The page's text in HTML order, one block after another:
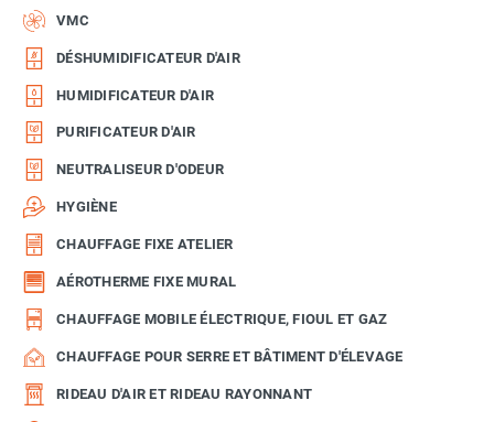
VMC
DÉSHUMIDIFICATEUR D'AIR
HUMIDIFICATEUR D'AIR
PURIFICATEUR D'AIR
NEUTRALISEUR D'ODEUR
HYGIÈNE
CHAUFFAGE FIXE ATELIER
AÉROTHERME FIXE MURAL
CHAUFFAGE MOBILE ÉLECTRIQUE, FIOUL ET GAZ
CHAUFFAGE POUR SERRE ET BÂTIMENT D'ÉLEVAGE
RIDEAU D'AIR ET RIDEAU RAYONNANT